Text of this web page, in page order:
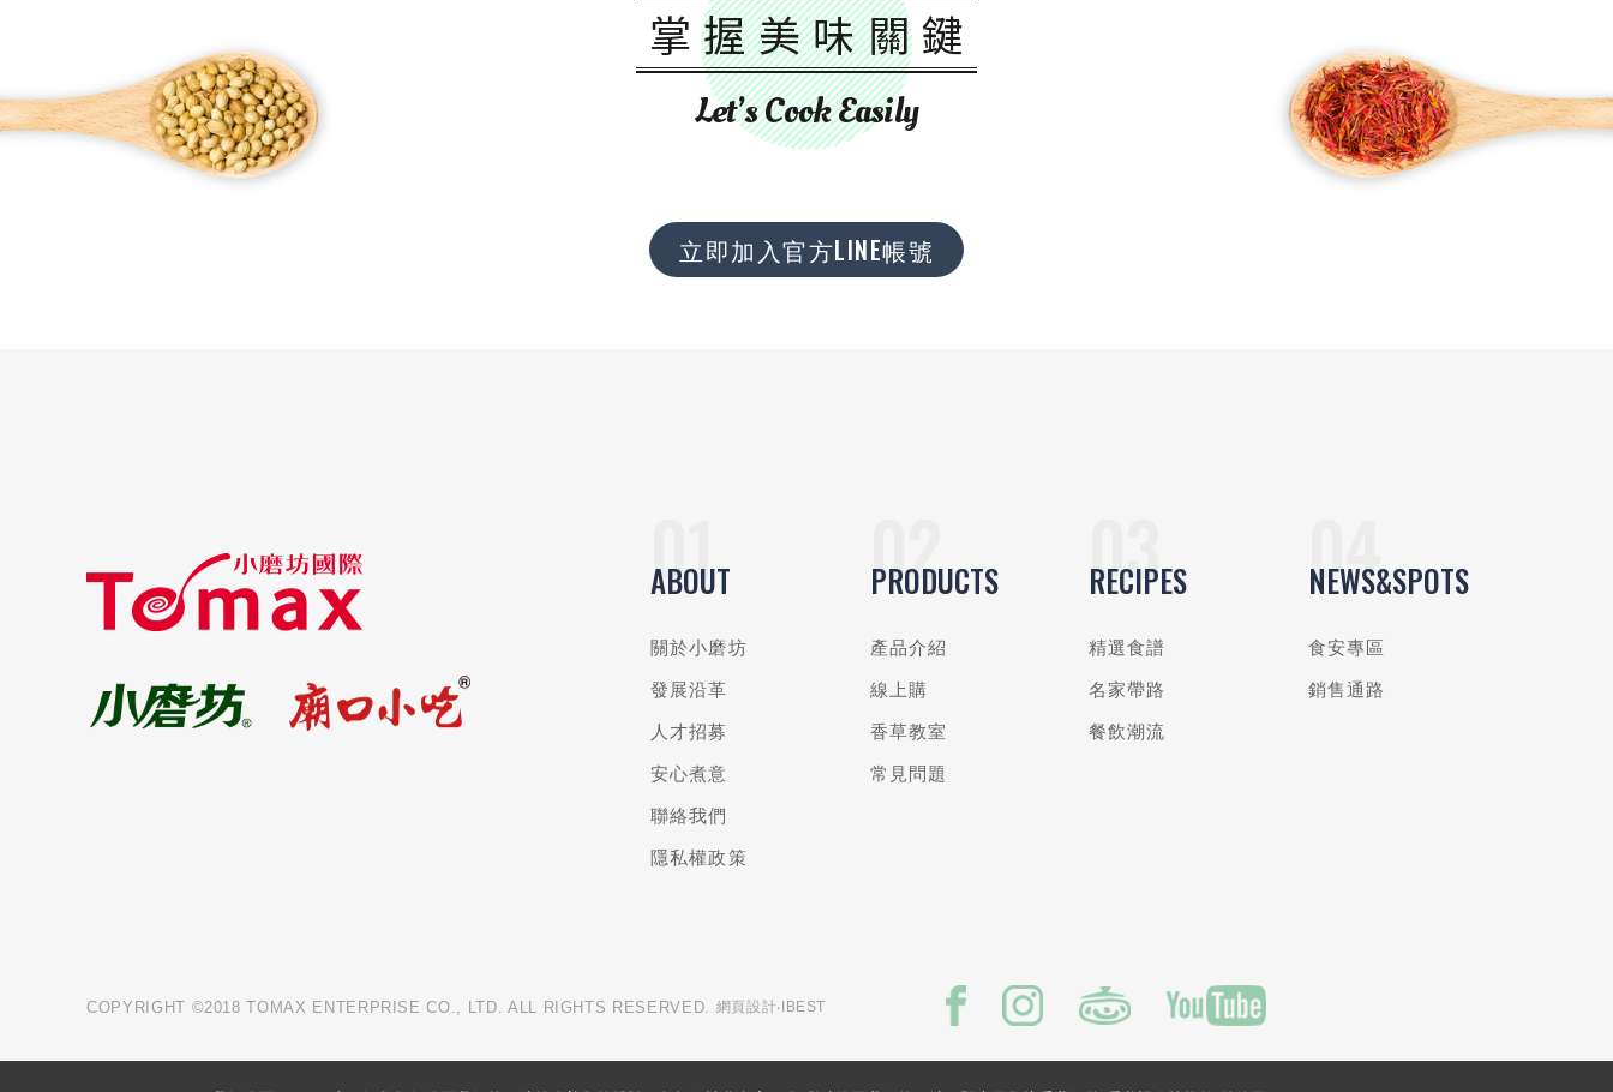
掌握美味關鍵
Let’s Cook Easily
立即加入官方LINE帳號
ABOUT
關於小磨坊
發展沿革
人才招募
安心煮意
聯絡我們
隱私權政策
PRODUCTS
產品介紹
線上購
香草教室
常見問題
RECIPES
精選食譜
名家帶路
餐飲潮流
NEWS&SPOTS
食安專區
銷售通路
COPYRIGHT ©2018 TOMAX ENTERPRISE CO., LTD. ALL RIGHTS RESERVED. 網頁設計‧IBEST